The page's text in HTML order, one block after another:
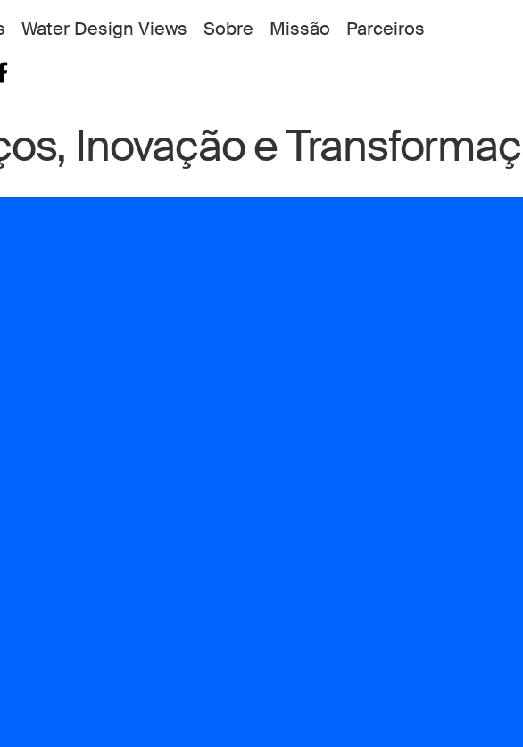
Water Design Views Sobre Missão Parceiros
Inovação e